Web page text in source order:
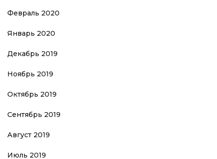
Февраль 2020
Январь 2020
Декабрь 2019
Ноябрь 2019
Октябрь 2019
Сентябрь 2019
Август 2019
Июль 2019